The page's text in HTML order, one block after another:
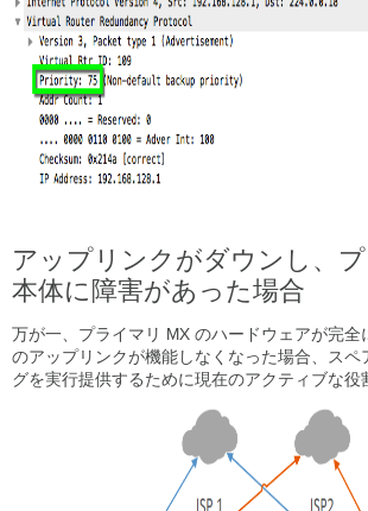
アップリンクがダウンし、
本体に障害があった場合
万が一、プライマリ MX のハードウェアが完全
のアップリンクが機能しなくなった場合、スペ
グを実行提供するために現在のアクティブな役